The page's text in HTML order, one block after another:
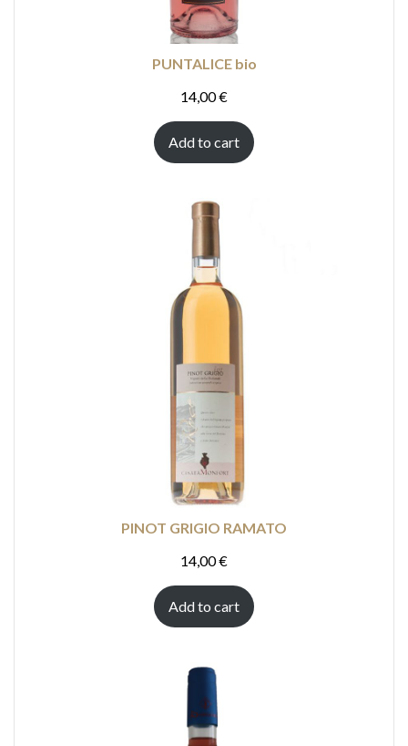
PUNTALICE bio
14,00€
Add to cart
PINOT GRIGIO RAMATO
14,00€
Add to cart